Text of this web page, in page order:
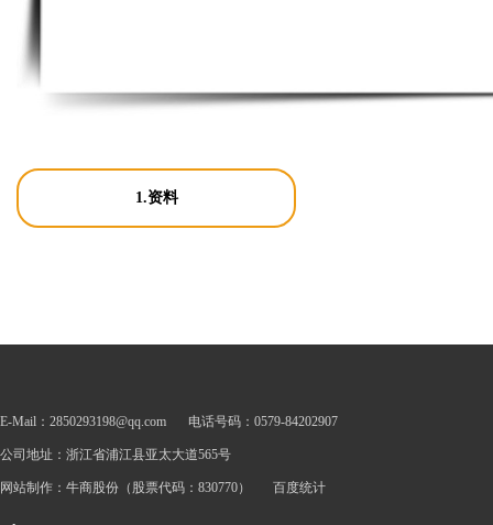
1.资料
E-Mail：2850293198@qq.com 电话号码：0579-84202907
公司地址：浙江省浦江县亚太大道565号
网站制作： 牛商股份 （股票代码：830770） 百度统计